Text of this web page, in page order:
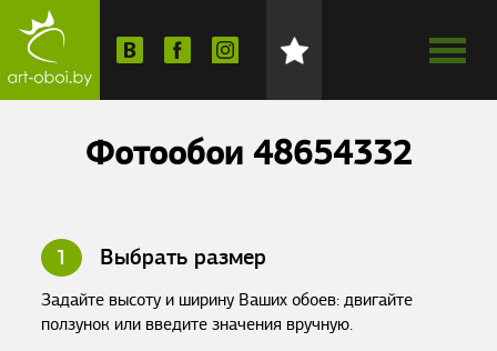
Фотообои 48654332
1 Выбрать размер
Задайте высоту и ширину Ваших обоев: двигайте
ползунок или введите значения вручную.